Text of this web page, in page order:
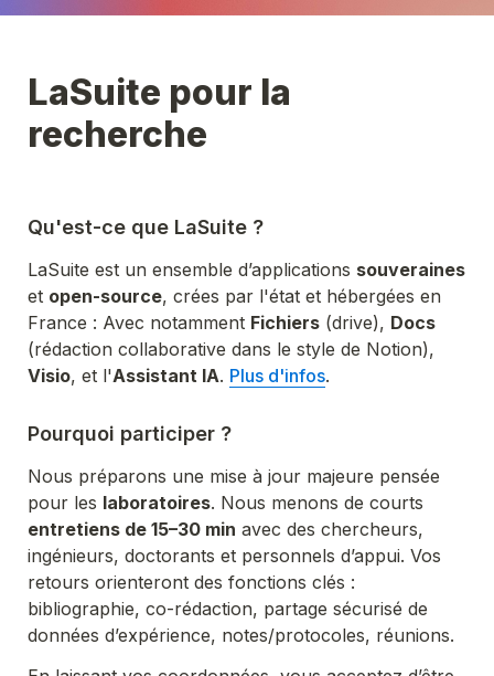
LaSuite pour la
recherche
Qu'est-ce que LaSuite ?
LaSuite est un ensemble d’applications souveraines
et open-source, crées par l'état et hébergées en
France : Avec notamment Fichiers (drive), Docs
Visio, et l'Assistant IA. Plus d'infos
Pourquoi participer ?
Nous préparons une mise à jour majeure pensée
pour les laboratoires
entretiens de 15–30 min avec des chercheurs,
ingénieurs, doctorants et personnels d’appui. Vos
retours orienteront des fonctions clés :
bibliographie, co-rédaction, partage sécurisé de
données d’expérience, notes/protocoles, réunions.